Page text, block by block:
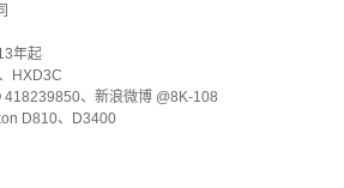
年起
HXD3C
418239850、新浪微博 @8K-108
D810、D3400